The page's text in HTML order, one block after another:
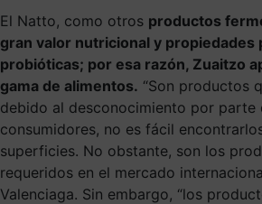
El Natto, como otros productos
gran valor nutricional y propiedades
probióticas; por esa razón, Zuaitzo
gama de alimentos. “Son productos
debido al desconocimiento por parte
consumidores, no es fácil
superficies. No obstante, son los
requeridos en el mercado
Valenciaga. Sin embargo, “los